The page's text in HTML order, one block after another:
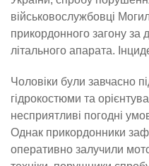
військовослужбовці
прикордонного загону за
літального апарата.
Чоловіки були завчасно
гідрокостюми та
несприятливі погодні
Однак прикордонники
оперативно залучили